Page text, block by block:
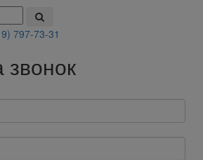
797-73-31
звонок